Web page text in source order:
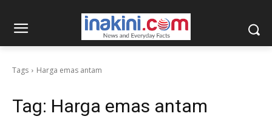
Tags Harga emas antam
Tag: Harga emas antam